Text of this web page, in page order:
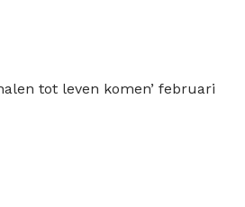
tot leven komen’ februari